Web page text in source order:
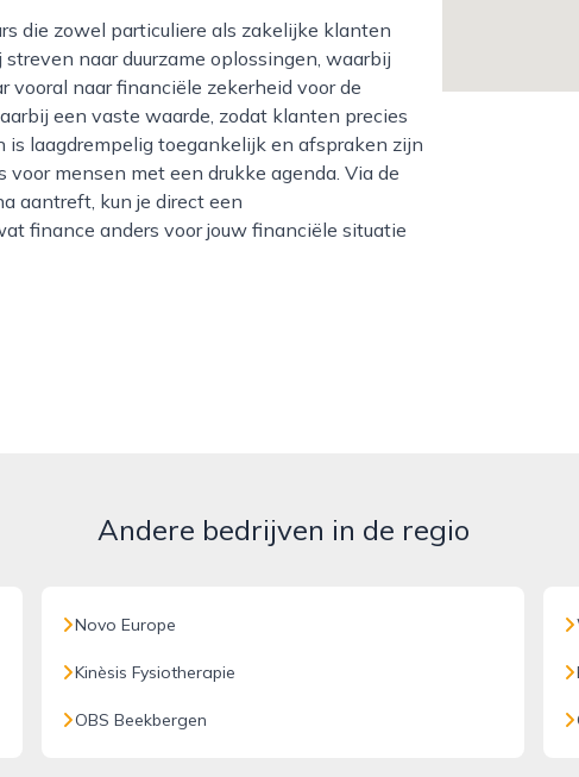
naar duurzame oplossingen, waarbij
naar financiële zekerheid voor de
een vaste waarde, zodat klanten precies
laagdrempelig toegankelijk en afspraken zijn
mensen met een drukke agenda. Via de
aantreft, kun je direct een
finance anders voor jouw financiële situatie
Andere bedrijven in de regio
Novo Europe
Kinèsis Fysiotherapie
OBS Beekbergen